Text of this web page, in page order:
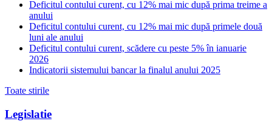
Deficitul contului curent, cu 12% mai mic după prima treime a
anului
Deficitul contului curent, cu 12% mai mic după primele două
luni ale anului
Deficitul contului curent, scădere cu peste 5% în ianuarie
2026
Indicatorii sistemului bancar la finalul anului 2025
Toate stirile
Legislatie